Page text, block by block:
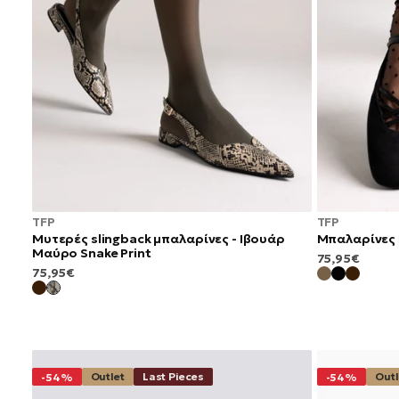
TFP
Μυτερές slingback μπαλαρίνες - Ιβουάρ
Μαύρο Snake Print
ΚΑΝΟΝΙΚΉ
ΤΙΜΉ
75,95€
TFP
ΚΑΝΟΝΙΚΉ
ΤΙΜΉ
75,95€
-54% Outlet Last Pieces -54%